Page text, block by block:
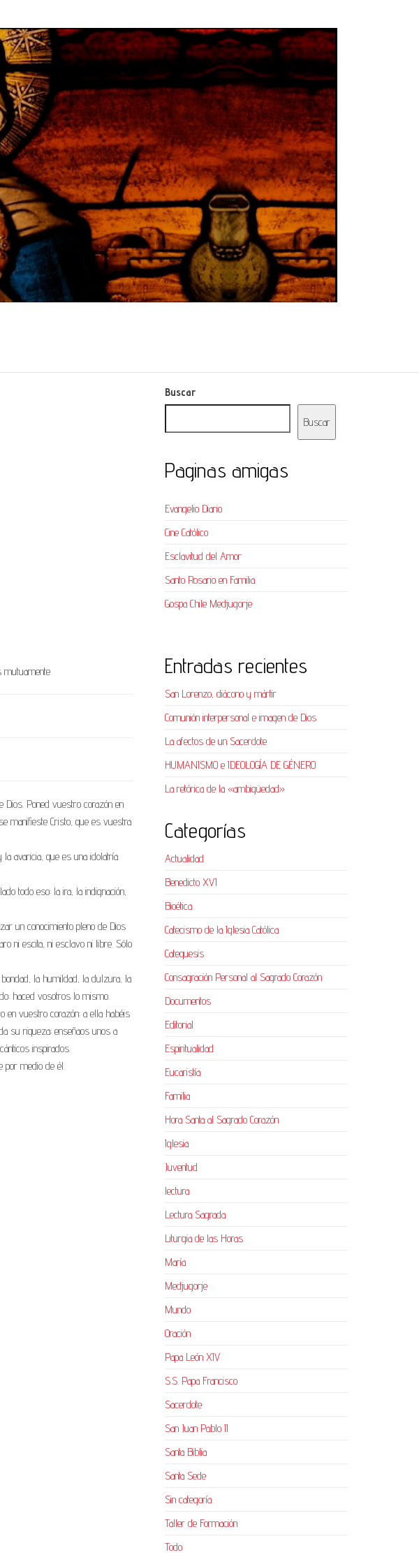
Dios. Poned vuestro corazón en
manifieste Cristo, que es vuestra
avaricia, que es una idolatría.
todo eso: la ira, la indignación,
un conocimiento pleno de Dios
ni escita, ni esclavo ni libre. Sólo
la humildad, la dulzura, la
haced vosotros lo mismo.
en vuestro corazón: a ella habéis
su riqueza; enseñaos unos a
inspirados.
por medio de él.
Buscar
Buscar
Paginas amigas
Evangelio Diario
Cine Católico
Esclavitud del Amor
Santo Rosario en Familia
Gospa Chile Medjugorje
Entradas recientes
San Lorenzo, diácono y mártir
Comunión interpersonal e imagen de Dios
La afectos de un Sacerdote
HUMANISMO e IDEOLOGÍA DE GÉNERO
La retórica de la «ambigüedad»
Categorías
Actualidad
Benedicto XVI
Bioética
Catecismo de la Iglesia Católica
Catequesis
Consagración Personal al Sagrado Corazón
Documentos
Editorial
Espiritualidad
Eucaristía
Familia
Hora Santa al Sagrado Corazón
Iglesia
Juventud
lectura
Lectura Sagrada
Liturgia de las Horas
María
Medjugorje
Mundo
Oración
Papa León XIV
S.S. Papa Francisco
Sacerdote
San Juan Pablo II
Santa Biblia
Santa Sede
Sin categoría
Taller de Formación
Todo